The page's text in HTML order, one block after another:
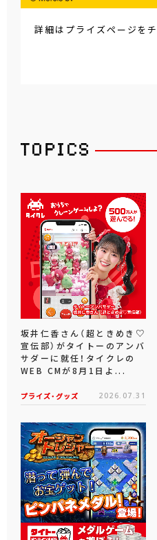
詳細はプライズページを
坂井仁香さん（超ときめき♡
宣伝部）がタイトーのアンバ
サダーに就任！タイクレの
WEB CMが8月1日よ...
プライズ・グッズ 2026.07.31